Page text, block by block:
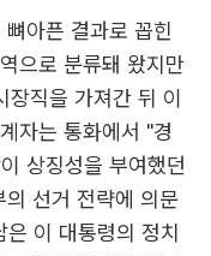
아픈 결과로 꼽힌
으로 분류돼 왔지만
장직을 가져간 뒤 이
자는 통화에서 "경
상징성을 부여했던
선거 전략에 의문
이 대통령의 정치